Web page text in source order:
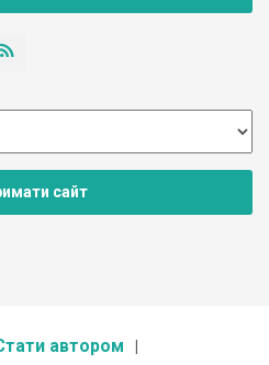
сайт
автором